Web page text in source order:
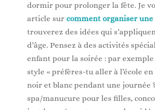
dormir pour prolonger la fête. Je
article sur comment organiser
trouverez des idées qui
d’âge. Pensez à des activités
enfant pour la soirée : par
style « préfères-tu aller à l’école
noir et blanc pendant une journée
spa/manucure pour les filles,